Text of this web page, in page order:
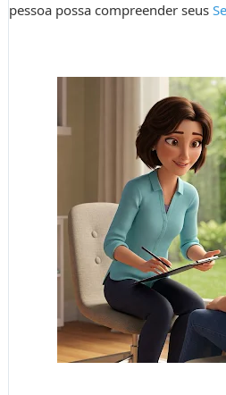
pessoa possa compreender seus